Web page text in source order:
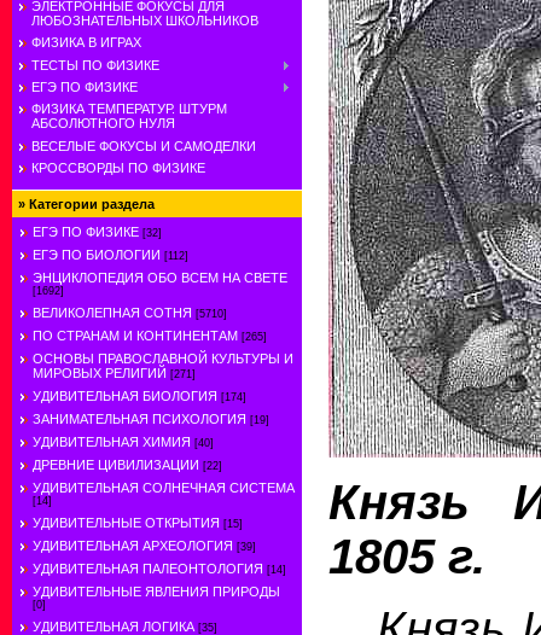
ЭЛЕКТРОННЫЕ ФОКУСЫ ДЛЯ
ЛЮБОЗНАТЕЛЬНЫХ ШКОЛЬНИКОВ
ФИЗИКА В ИГРАХ
ТЕСТЫ ПО ФИЗИКЕ
ЕГЭ ПО ФИЗИКЕ
ФИЗИКА ТЕМПЕРАТУР. ШТУРМ
АБСОЛЮТНОГО НУЛЯ
ВЕСЕЛЫЕ ФОКУСЫ И САМОДЕЛКИ
КРОССВОРДЫ ПО ФИЗИКЕ
» Категории раздела
ЕГЭ ПО ФИЗИКЕ [32]
ЕГЭ ПО БИОЛОГИИ [112]
ЭНЦИКЛОПЕДИЯ ОБО ВСЕМ НА СВЕТЕ
[1692]
ВЕЛИКОЛЕПНАЯ СОТНЯ [5710]
ПО СТРАНАМ И КОНТИНЕНТАМ [265]
ОСНОВЫ ПРАВОСЛАВНОЙ КУЛЬТУРЫ И
МИРОВЫХ РЕЛИГИЙ [271]
УДИВИТЕЛЬНАЯ БИОЛОГИЯ [174]
ЗАНИМАТЕЛЬНАЯ ПСИХОЛОГИЯ [19]
УДИВИТЕЛЬНАЯ ХИМИЯ [40]
ДРЕВНИЕ ЦИВИЛИЗАЦИИ [22]
УДИВИТЕЛЬНАЯ СОЛНЕЧНАЯ СИСТЕМА
[14]
УДИВИТЕЛЬНЫЕ ОТКРЫТИЯ [15]
УДИВИТЕЛЬНАЯ АРХЕОЛОГИЯ [39]
УДИВИТЕЛЬНАЯ ПАЛЕОНТОЛОГИЯ [14]
УДИВИТЕЛЬНЫЕ ЯВЛЕНИЯ ПРИРОДЫ
[0]
УДИВИТЕЛЬНАЯ ЛОГИКА [35]
Князь
1805 г.